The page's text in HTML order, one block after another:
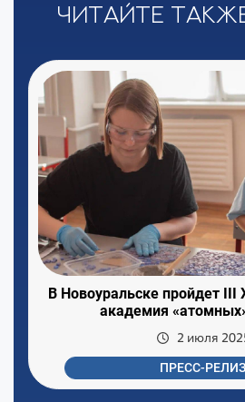
Читайте
В Новоуральске пройдет III
академия
2 июля
ПРЕСС-РЕЛИЗ